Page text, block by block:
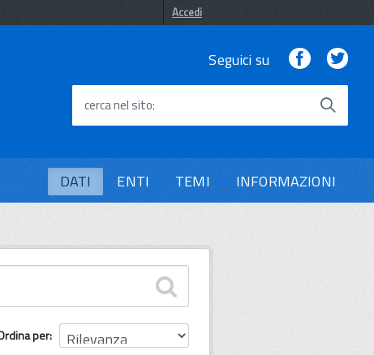
Accedi
Seguici su Facebook
cerca nel sito
DATI ENTI TEMI INFORMAZIONI
per